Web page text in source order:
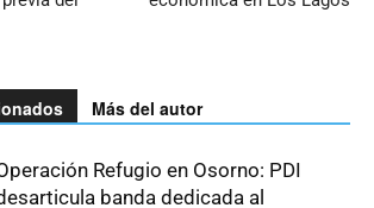
Más del autor
Refugio en Osorno: PDI
banda dedicada al